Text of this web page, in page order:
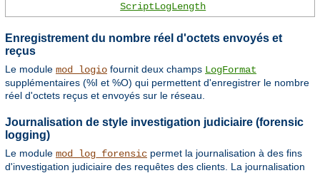
ScriptLogLength
Enregistrement du nombre réel d'octets envoyés et
reçus
Le module mod_logio fournit deux champs LogFormat
supplémentaires (%I et %O) qui permettent d'enregistrer le nombre
réel d'octets reçus et envoyés sur le réseau.
Journalisation de style investigation judiciaire (forensic
logging)
Le module mod_log_forensic permet la journalisation à des fins
d'investigation judiciaire des requêtes des clients. La journalisation